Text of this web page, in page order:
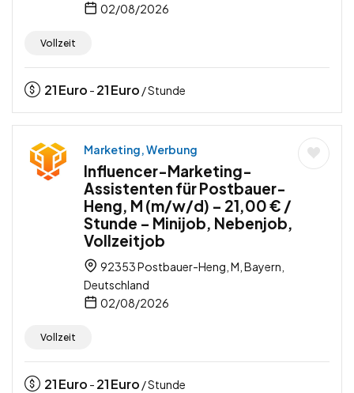
02/08/2026
Vollzeit
21Euro - 21Euro / Stunde
Marketing, Werbung
Influencer-Marketing-
Assistenten für Postbauer-
Heng, M (m/w/d) – 21,00 € /
Stunde – Minijob, Nebenjob,
Vollzeitjob
92353 Postbauer-Heng, M, Bayern,
Deutschland
02/08/2026
Vollzeit
21Euro - 21Euro / Stunde